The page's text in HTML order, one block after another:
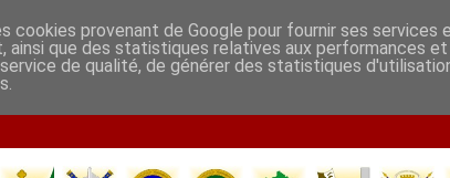
cookies provenant de Google pour fournir ses
ainsi que des statistiques relatives aux performances
service de qualité, de générer des statistiques